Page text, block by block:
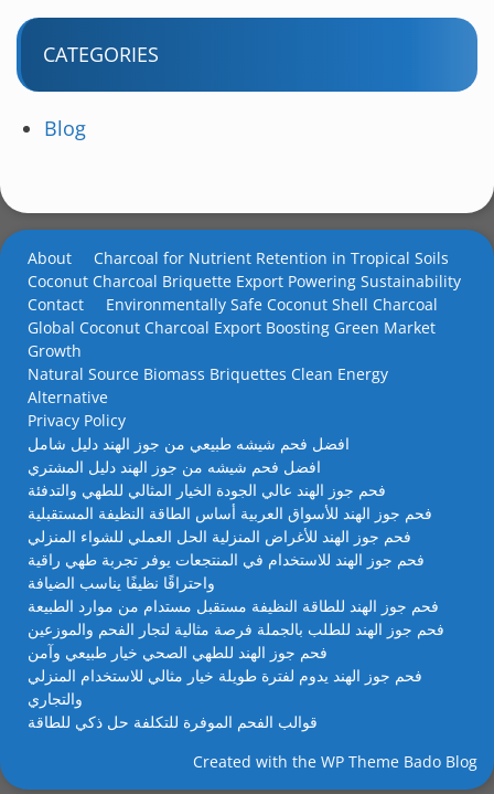
CATEGORIES
Blog
About
Charcoal for Nutrient Retention in Tropical Soils
Coconut Charcoal Briquette Export Powering Sustainability
Contact
Environmentally Safe Coconut Shell Charcoal
Global Coconut Charcoal Export Boosting Green Market
Growth
Natural Source Biomass Briquettes Clean Energy
Alternative
Privacy Policy
افضل فحم شيشه طبيعي من جوز الهند دليل شامل
افضل فحم شيشه من جوز الهند دليل المشتري
فحم جوز الهند عالي الجودة الخيار المثالي للطهي والتدفئة
فحم جوز الهند للأسواق العربية أساس الطاقة النظيفة المستقبلية
فحم جوز الهند للأغراض المنزلية الحل العملي للشواء المنزلي
فحم جوز الهند للاستخدام في المنتجعات يوفر تجربة طهي راقية
واحتراقًا نظيفًا يناسب الضيافة
فحم جوز الهند للطاقة النظيفة مستقبل مستدام من موارد الطبيعة
فحم جوز الهند للطلب بالجملة فرصة مثالية لتجار الفحم والموزعين
فحم جوز الهند للطهي الصحي خيار طبيعي وآمن
فحم جوز الهند يدوم لفترة طويلة خيار مثالي للاستخدام المنزلي
والتجاري
قوالب الفحم الموفرة للتكلفة حل ذكي للطاقة
Created with the WP Theme Bado Blog